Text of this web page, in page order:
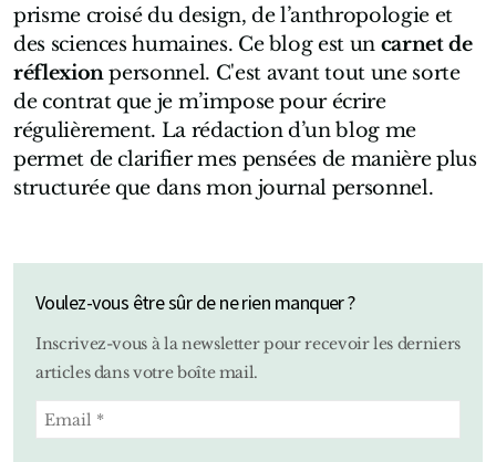
prisme croisé du design, de l’anthropologie et
des sciences humaines. Ce blog est un carnet de
réflexionpersonnel. C'est avant tout une sorte
de contrat que je m’impose pour écrire
régulièrement. La rédaction d’un blog me
permet de clarifier mes pensées de manière plus
structurée que dans mon journal personnel.
Voulez-vous être sûr de ne rien manquer ?
Inscrivez-vous à la newsletter pour recevoir les derniers
articles dans votre boîte mail.